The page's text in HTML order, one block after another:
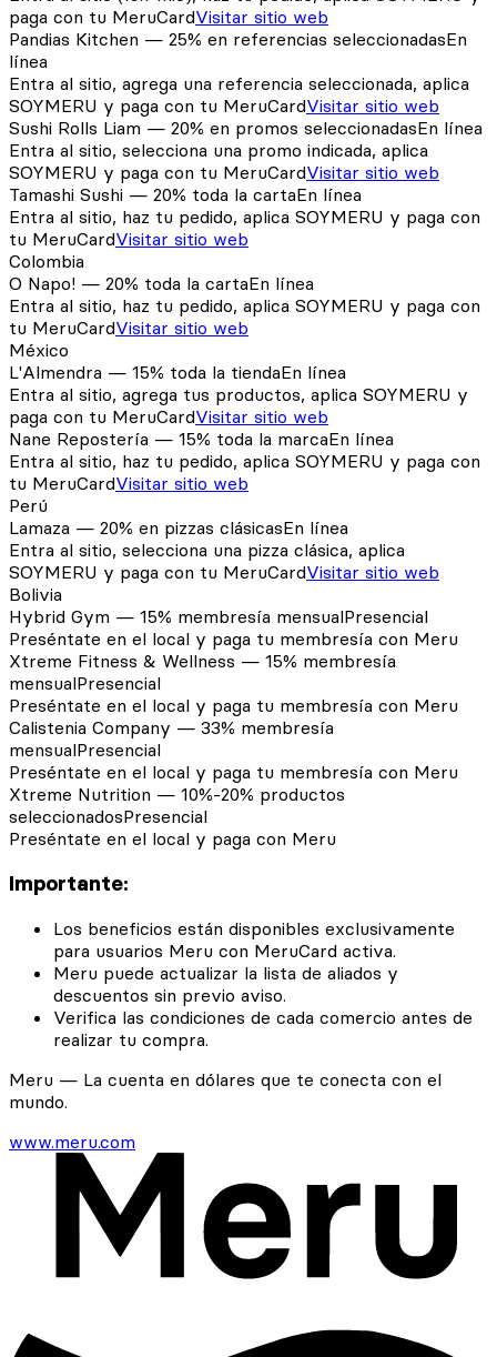
paga con tu MeruCardVisitar sitio web
Pandias Kitchen — 25% en referencias seleccionadasEn
línea
Entra al sitio, agrega una referencia seleccionada, aplica
SOYMERU y paga con tu MeruCardVisitar sitio web
Sushi Rolls Liam — 20% en promos seleccionadasEn línea
Entra al sitio, selecciona una promo indicada, aplica
SOYMERU y paga con tu MeruCardVisitar sitio web
Tamashi Sushi — 20% toda la cartaEn línea
Entra al sitio, haz tu pedido, aplica SOYMERU y paga con
tu MeruCardVisitar sitio web
Colombia
O Napo! — 20% toda la cartaEn línea
Entra al sitio, haz tu pedido, aplica SOYMERU y paga con
tu MeruCardVisitar sitio web
México
L'Almendra — 15% toda la tiendaEn línea
Entra al sitio, agrega tus productos, aplica SOYMERU y
paga con tu MeruCardVisitar sitio web
Nane Repostería — 15% toda la marcaEn línea
Entra al sitio, haz tu pedido, aplica SOYMERU y paga con
tu MeruCardVisitar sitio web
Perú
Lamaza — 20% en pizzas clásicasEn línea
Entra al sitio, selecciona una pizza clásica, aplica
SOYMERU y paga con tu MeruCardVisitar sitio web
Bolivia
Hybrid Gym — 15% membresía mensualPresencial
Preséntate en el local y paga tu membresía con Meru
Xtreme Fitness & Wellness — 15% membresía
mensualPresencial
Preséntate en el local y paga tu membresía con Meru
Calistenia Company — 33% membresía
mensualPresencial
Preséntate en el local y paga tu membresía con Meru
Xtreme Nutrition — 10%-20% productos
seleccionadosPresencial
Preséntate en el local y paga con Meru
Importante:
Los beneficios están disponibles exclusivamente
para usuarios Meru con MeruCard activa.
Meru puede actualizar la lista de aliados y
descuentos sin previo aviso.
Verifica las condiciones de cada comercio antes de
realizar tu compra.
Meru — La cuenta en dólares que te conecta con el
mundo.
www.meru.com